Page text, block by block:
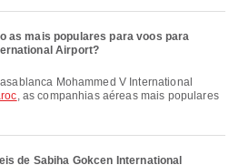
as mais populares para voos para
Airport?
, as companhias aéreas mais populares
de Sabiha Gokcen International